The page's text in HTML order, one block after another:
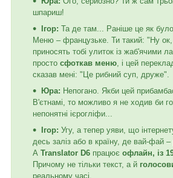
шпариш!
Ігор: Та де там... Раніше це як
Меню – французьке. Ти такий: "Ну ок,
приносять тобі улиток із жаб'ячими
просто сфоткав меню, і цей
сказав мені: "Це рибний суп, друже".
Юра: Непогано. Якби цей
В'єтнамі, то можливо я не ходив би
непонятні ієрогліфи...
Ігор: Угу, а тепер уяви, що
десь заліз або в країну, де вай-фай –
А Translator D6 працює офлайн, із
Причому не тільки текст, а й
реальному часі.